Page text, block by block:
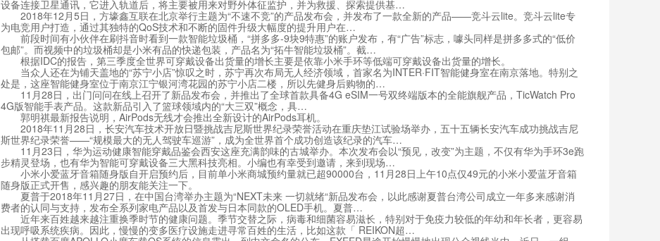
设备连接卫星通讯，它进入轨道后，将主要被用来对野外体征监护，并为救援、探索提供基…
2018年12月5日，方壕鑫互联在北京举行主题为“不速不竞”的产品发布会，并发布了一款全新的产品——竞斗云lite。竞斗云lite专
为电竞用户打造，通过其独特的QoS技术和不断的固件升级大幅度的提升用户在…
前段时间有小伙伴在刷抖音时看到一款智能垃圾桶，“拼多多-9块9特惠”的账户发布，有“广告”标志，噱头同样是拼多多式的“低价
包邮”。而视频中的垃圾桶却是小米有品的快递包装，产品名为“拓牛智能垃圾桶”。截…
根据IDC的报告，第三季度全世界可穿戴设备出货量的增长主要是依靠小米手环等低端可穿戴设备出货量的增长。
当众人还在为铺天盖地的“苏宁小店”惊叹之时，苏宁再次布局无人经济领域，首家名为INTER·FIT智能健身室在南京落地。特别之
处是，这座智能健身室位于南京江宁银河湾花园的苏宁小店二楼，所以先健身后购物的…
11月28日，出门问问在线上召开了新品发布会，并推出了全球首款具备4G eSIM一号双终端版本的全能旗舰产品，TicWatch Pro
4G版智能手表产品。这款新品引入了篮球领域内的“大三双”概念，具…
郭明祺最新报告说明，AirPods无线才会推出全新设计的AirPods耳机。
2018年11月28日，长安汽车技术开放日暨挑战吉尼斯世界纪录荣誉活动在重庆垫江试验场举办，五十五辆长安汽车成功挑战吉尼
斯世界纪录荣誉——“规模最大的无人驾驶车巡游”，成为全世界首个成功创造该纪录的汽车…
11月23日，华为运动健康智能穿戴品鉴会西安这座充满韵味的古城举办。本次发布会以“预见，改变”为主题，不仅有华为手环3e跑
步精灵登场，也有华为智能可穿戴设备三大黑科技亮相。小编也有幸受到邀请，来到现场…
小米小爱蓝牙音箱随身版自开启预约后，目前单小米商城预约量就已超90000台，11月28日上午10点仅49元的小米小爱蓝牙音箱
随身版正式开售，感兴趣的朋友能关注一下。
夏普于2018年11月27日，在中国台湾举办主题为“NEXT未来 一切就绪“新品发布会，以此感谢夏普台湾公司成立一年多来感谢消
费者的认同与支持，发布全系列家电产品以及首发与日本同款的OLED手机。夏普…
近年来百姓越来越注重换季时节的健康问题。季节交替之际，病毒和细菌容易滋长，特别对于免疫力较低的年幼和年长者，更容易
出现呼吸系统疾病。因此，慢慢的变多医疗设施走进寻常百姓的生活，比如这款「 REIKON超…